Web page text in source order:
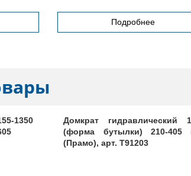
Подробнее
1350
Домкрат гидравлический
(форма бутылки) 210-405
(Прамо), арт. Т91203